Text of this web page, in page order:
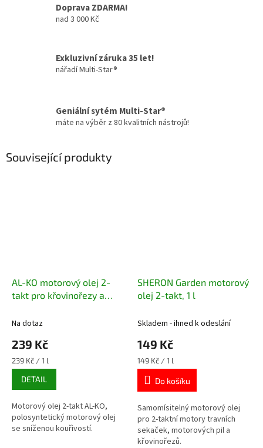
Doprava ZDARMA!
nad 3 000 Kč
Exkluzivní záruka 35 let!
nářadí Multi-Star®
Geniální sytém Multi-Star®
máte na výběr z 80 kvalitních nástrojů!
Související produkty
AL-KO motorový olej 2-
takt pro křovinořezy a
Na dotaz
239 Kč
Měrná
cena:
239 Kč / 1 l
DETAIL
Motorový olej 2-takt AL-KO,
polosyntetický motorový olej
se sníženou kouřivostí.
SHERON Garden motorový
olej 2-takt, 1 l
Skladem - ihned k odeslání
149 Kč
Měrná
cena:
149 Kč / 1 l
Do košíku
Samomísitelný motorový olej
pro 2-taktní motory travních
sekaček, motorových pil a
křovinořezů.